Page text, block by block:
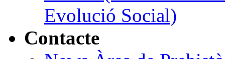
Evolució Social)
Contacte